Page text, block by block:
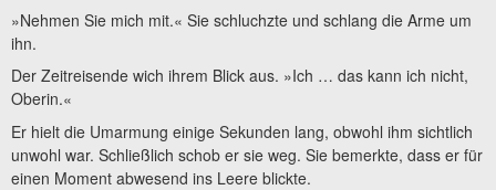
»Nehmen Sie mich mit.« Sie schluchzte und schlang die Arme um
ihn.
Der Zeitreisende wich ihrem Blick aus. »Ich … das kann ich nicht,
Oberin.«
Er hielt die Umarmung einige Sekunden lang, obwohl ihm sichtlich
unwohl war. Schließlich schob er sie weg. Sie bemerkte, dass er für
einen Moment abwesend ins Leere blickte.